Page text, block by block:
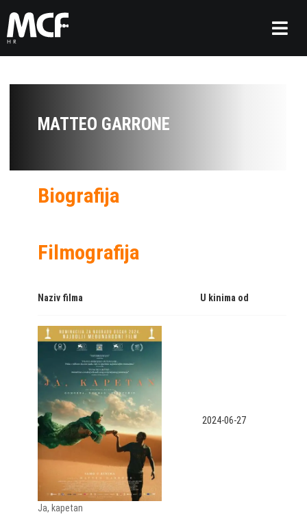
MATTEO GARRONE
Biografija
Filmografija
Naziv filma U kinima od
Ja, kapetan
2024-06-27